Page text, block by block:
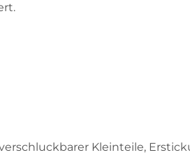
Kleinteile,